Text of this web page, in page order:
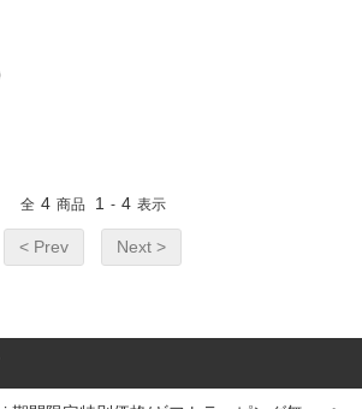
全 4 商品 1 - 4 表示
< Prev Next >